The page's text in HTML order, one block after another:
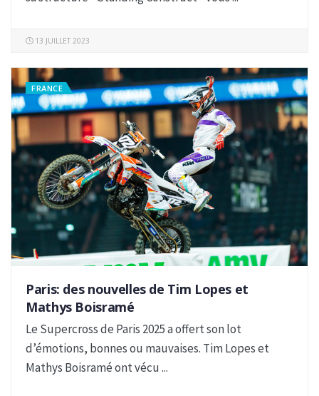
13 JUILLET 2023
FRANCE
Paris: des nouvelles de Tim Lopes et
Mathys Boisramé
Le Supercross de Paris 2025 a offert son lot
d’émotions, bonnes ou mauvaises. Tim Lopes et
Mathys Boisramé ont vécu ...